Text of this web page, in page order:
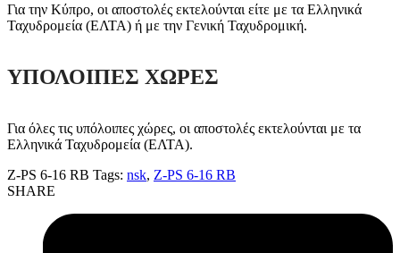
Για την Κύπρο, οι αποστολές εκτελούνται είτε με τα Ελληνικά
Ταχυδρομεία (ΕΛΤΑ) ή με την Γενική Ταχυδρομική.
ΥΠΟΛΟΙΠΕΣ ΧΩΡΕΣ
Για όλες τις υπόλοιπες χώρες, οι αποστολές εκτελούνται με τα
Ελληνικά Ταχυδρομεία (ΕΛΤΑ).
Z-PS 6-16 RB Tags: nsk, Z-PS 6-16 RB
SHARE